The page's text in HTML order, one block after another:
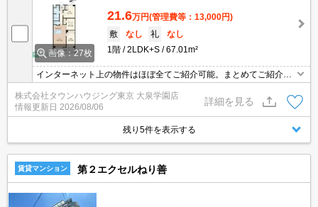
画像：27枚
21.6万円(管理費等：13,000円)
敷
なし 礼
なし
1階
2LDK+S 67.01m²
インターネット上の物件はほぼ全てご紹介可能。まとめてご紹介致
します。お気軽にお問合せください。お部屋探しは情報量地域ナン
バー1のタウンハウジングまで。
株式会社タウンハウジング東京 大泉学園店
情報更新日 2026/08/06
詳細を見る
残り5件を表示する
賃貸マンション 第２エクセルねり善